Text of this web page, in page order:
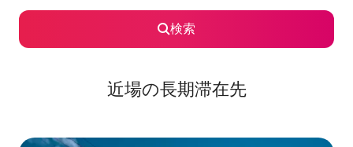
検索
近場の長期滞在先